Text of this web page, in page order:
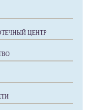
ЦЕНТР